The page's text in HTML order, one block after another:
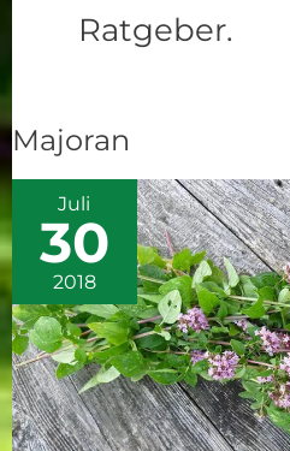
Ratgeber.
Majoran
Juli
30
2018
Majoran